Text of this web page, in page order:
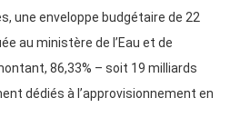
une enveloppe budgétaire de 22
au ministère de l’Eau et de
86,33% – soit 19 milliards
dédiés à l’approvisionnement en